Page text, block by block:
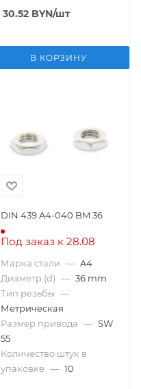
30.52 BYN/шт
В КОРЗИНУ
DIN 439 A4-040 BM 36
Под заказ к 28.08
Марка стали — A4
Диаметр (d) — 36 mm
Тип резьбы —
Метрическая
Размер привода — SW
55
Количество штук в
упаковке — 10